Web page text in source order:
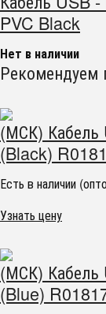
PVC Black
Нет в наличии
Рекомендуем
(МСК) Кабель
(Black)
Есть в наличии
Узнать цену
(МСК) Кабель
(Blue)